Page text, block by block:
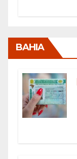
BAHIA